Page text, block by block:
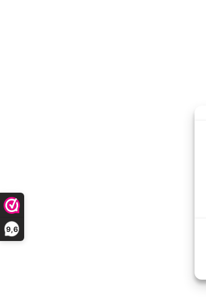
9,6